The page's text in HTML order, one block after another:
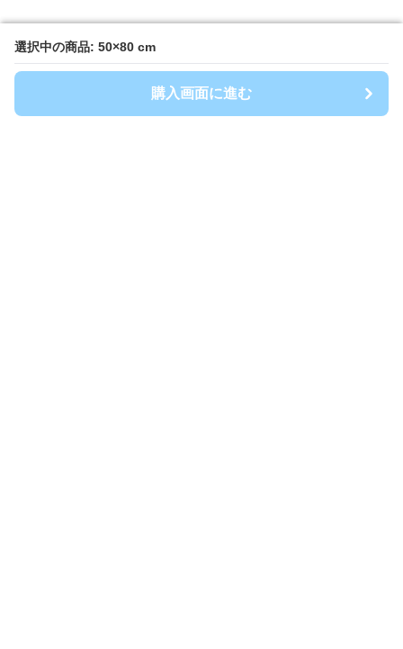
選択中の商品: 50×80 cm
購入画面に進む
選択中の商品: 50×80 cm
購入画面に進む